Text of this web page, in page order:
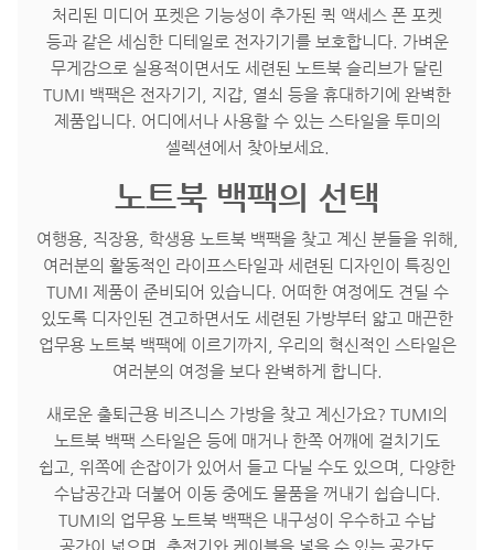
처리된 미디어 포켓은 기능성이 추가된 퀵 액세스 폰 포켓
등과 같은 세심한 디테일로 전자기기를 보호합니다. 가벼운
무게감으로 실용적이면서도 세련된 노트북 슬리브가 달린
TUMI 백팩은 전자기기, 지갑, 열쇠 등을 휴대하기에 완벽한
제품입니다. 어디에서나 사용할 수 있는 스타일을 투미의
셀렉션에서 찾아보세요.
노트북 백팩의 선택
여행용, 직장용, 학생용 노트북 백팩을 찾고 계신 분들을 위해,
여러분의 활동적인 라이프스타일과 세련된 디자인이 특징인
TUMI 제품이 준비되어 있습니다. 어떠한 여정에도 견딜 수
있도록 디자인된 견고하면서도 세련된 가방부터 얇고 매끈한
업무용 노트북 백팩에 이르기까지, 우리의 혁신적인 스타일은
여러분의 여정을 보다 완벽하게 합니다.
새로운 출퇴근용 비즈니스 가방을 찾고 계신가요? TUMI의
노트북 백팩 스타일은 등에 매거나 한쪽 어깨에 걸치기도
쉽고, 위쪽에 손잡이가 있어서 들고 다닐 수도 있으며, 다양한
수납공간과 더불어 이동 중에도 물품을 꺼내기 쉽습니다.
TUMI의 업무용 노트북 백팩은 내구성이 우수하고 수납
공간이 넓으며, 충전기와 케이블을 넣을 수 있는 공간도